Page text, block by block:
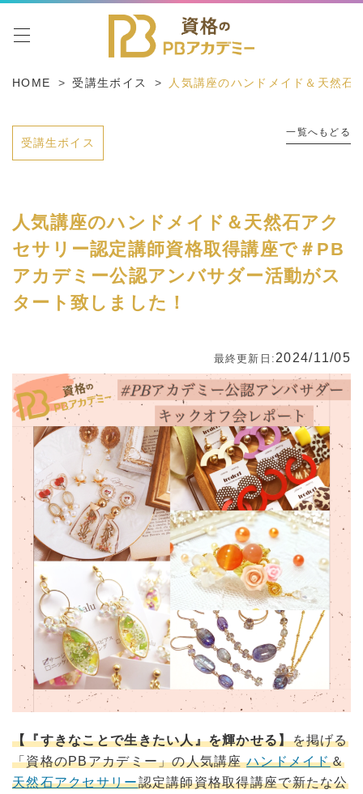
toggle navigation
HOME 受講生ボイス 人気講座のハンドメイド＆天然石
受講生ボイス
一覧へもどる
人気講座のハンドメイド＆天然石アク
セサリー認定講師資格取得講座で＃PB
アカデミー公認アンバサダー活動がス
タート致しました！
最終更新日:2024/11/05
【『すきなことで生きたい人』を輝かせる】を掲げる
「資格のPBアカデミー」の人気講座ハンドメイド＆
天然石アクセサリー認定講師資格取得講座で新たな公